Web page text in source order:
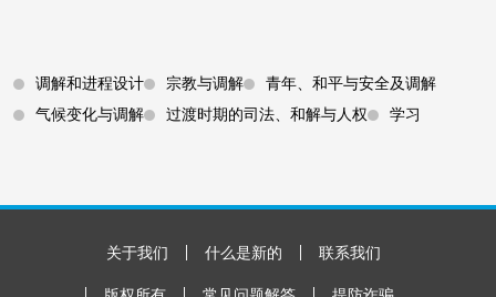
Footer 3
调解和进程设计 宗教与调解
青年、和平与安全及调解
气候变化与调解
过渡时期的司法、和解与人权 学习
Footer Bottom
关于我们 什么是新的 联系我们